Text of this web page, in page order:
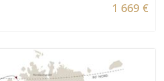
1 669 €